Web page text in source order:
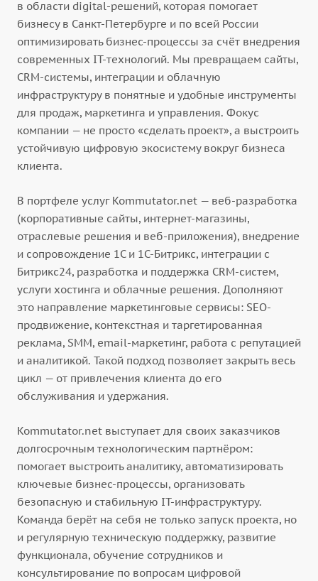
в области digital-решений, которая помогает
бизнесу в Санкт-Петербурге и по всей России
оптимизировать бизнес-процессы за счёт внедрения
современных IT-технологий. Мы превращаем сайты,
CRM-системы, интеграции и облачную
инфраструктуру в понятные и удобные инструменты
для продаж, маркетинга и управления. Фокус
компании — не просто «сделать проект», а выстроить
устойчивую цифровую экосистему вокруг бизнеса
клиента.
В портфеле услуг Kommutator.net — веб-разработка
(корпоративные сайты, интернет-магазины,
отраслевые решения и веб-приложения), внедрение
и сопровождение 1С и 1С-Битрикс, интеграции с
Битрикс24, разработка и поддержка CRM-систем,
услуги хостинга и облачные решения. Дополняют
это направление маркетинговые сервисы: SEO-
продвижение, контекстная и таргетированная
реклама, SMM, email-маркетинг, работа с репутацией
и аналитикой. Такой подход позволяет закрыть весь
цикл — от привлечения клиента до его
обслуживания и удержания.
Kommutator.net выступает для своих заказчиков
долгосрочным технологическим партнёром:
помогает выстроить аналитику, автоматизировать
ключевые бизнес-процессы, организовать
безопасную и стабильную IT-инфраструктуру.
Команда берёт на себя не только запуск проекта, но
и регулярную техническую поддержку, развитие
функционала, обучение сотрудников и
консультирование по вопросам цифровой